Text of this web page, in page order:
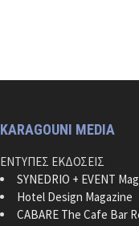
KARAGOUNI MEDIA
ΕΝΤΥΠΕΣ ΕΚΔΟΣΕΙΣ
SYNEDRIO + EVENT
Hotel Design Magazine
CABARE The Cafe Bar